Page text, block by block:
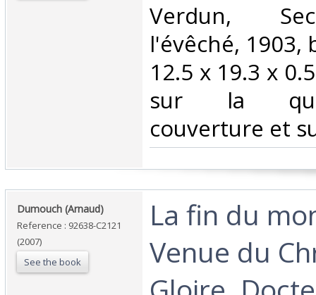
‎Verdun,
l'évêché, 1903,
12.5 x 19.3 x
sur la
couverture et
‎Dumouch (Arnaud)‎
Reference : 92638-C2121
(2007)
See the book
‎La fin du
Venue du